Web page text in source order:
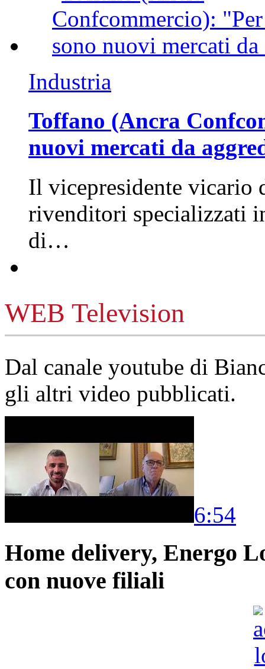
Industria
Toffano (Ancra
nuovi mercati da
Il vicepresidente vicario
rivenditori specializzati
di…
WEB Television
Dal canale youtube di
gli altri video pubblicati.
6:54
Home delivery, Energo
con nuove filiali